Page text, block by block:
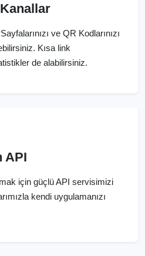
ve QR Kodlarınızı
Kısa link
de alabilirsiniz.
API
için güçlü API servisimizi
kendi uygulamanızı